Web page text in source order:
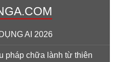
AI 2026
pháp chữa lành từ thiên